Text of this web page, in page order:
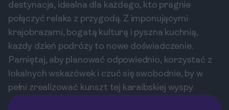
destynacja, idealna dla każdego, kto pragnie
połączyć relaks z przygodą. Z imponującymi
krajobrazami, bogatą kulturą i pyszna kuchnią,
każdy dzień podróży to nowe doświadczenie.
Pamiętaj, aby planować odpowiednio, korzystać z
lokalnych wskazówek i czuć się swobodnie, by w
pełni zrealizować kunszt tej karaibskiej wyspy.